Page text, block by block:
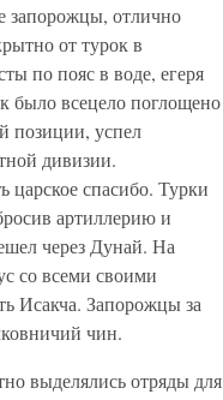
запорожцы, отлично
от турок в
по пояс в воде, егеря
было всецело поглощено
позиции, успел
дивизии.
царское спасибо. Турки
артиллерию и
через Дунай. На
со всеми своими
Исакча. Запорожцы за
чин.
выделялись отряды для